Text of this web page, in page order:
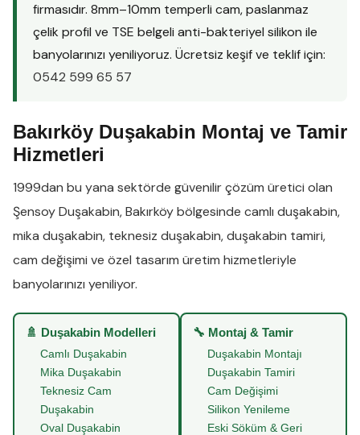
firmasıdır. 8mm–10mm temperli cam, paslanmaz
çelik profil ve TSE belgeli anti-bakteriyel silikon ile
banyolarınızı yeniliyoruz. Ücretsiz keşif ve teklif için:
0542 599 65 57
Bakırköy Duşakabin Montaj ve Tamir
Hizmetleri
1999dan bu yana sektörde güvenilir çözüm üretici olan
Şensoy Duşakabin,Bakırköybölgesinde camlı duşakabin,
mika duşakabin, teknesiz duşakabin,duşakabin tamiri,
cam değişimi ve özel tasarım üretim hizmetleriyle
banyolarınızı yeniliyor.
🚿 Duşakabin Modelleri
Camlı Duşakabin
Mika Duşakabin
Teknesiz Cam
Duşakabin
Oval Duşakabin
🔧 Montaj & Tamir
Duşakabin Montajı
Duşakabin Tamiri
Cam Değişimi
Silikon Yenileme
Eski Söküm & Geri